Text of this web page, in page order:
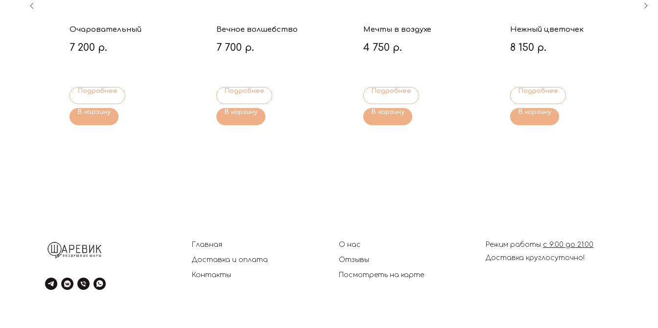
Очаровательный
7 200 р.
Подробнее
В корзину
Вечное волшебство
7 700 р.
Подробнее
В корзину
Мечты в воздухе
4 750 р.
Подробнее
В корзину
Нежный цветочек
8 150 р.
Подробнее
В корзину
Главная
Доставка и оплата
Контакты
О нас
Отзывы
Посмотреть на карте
Режим работы с 9:00 до 21:00
Доставка круглосуточно!